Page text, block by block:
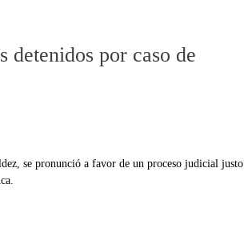
detenidos por caso de
se pronunció a favor de un proceso judicial justo